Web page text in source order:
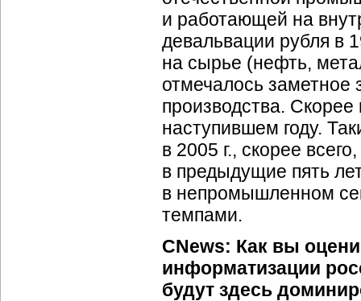
и работающей на
девальвации рубля в
на сырье (нефть,
отмечалось
производства. Скорее
наступившем году.
в 2005 г., скорее
в предыдущие пять
в непромышленном
темпами.
CNews: Как вы
информатизации
будут здесь